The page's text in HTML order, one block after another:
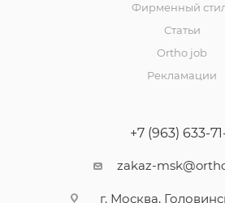
Фирменный
Статьи
Ortho job
Рекламации
+7 (963) 633-
zakaz-
г. Москва,